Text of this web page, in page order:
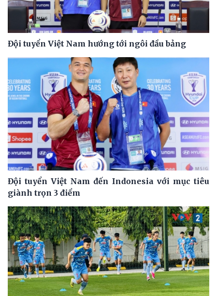
Đội tuyển Việt Nam hướng tới ngôi đầu bảng
Đội tuyển Việt Nam đến Indonesia với mục tiêu
giành trọn 3 điểm